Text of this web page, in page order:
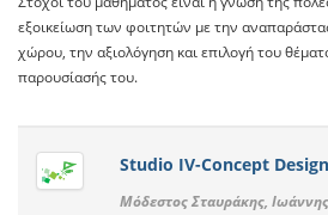
εξοικείωση των φοιτητών με την
χώρου, την αξιολόγηση και επιλογή του
παρουσίασής του.
Studio IV-Concept
Μόδεστος Σταυράκης,